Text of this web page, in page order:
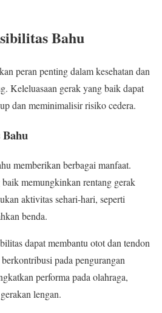
Bahu
peran penting dalam kesehatan dan
Keleluasaan gerak yang baik dapat
dan meminimalisir risiko cedera.
memberikan berbagai manfaat.
memungkinkan rentang gerak
aktivitas sehari-hari, seperti
benda.
dapat membantu otot dan tendon
pada pengurangan
performa pada olahraga,
lengan.